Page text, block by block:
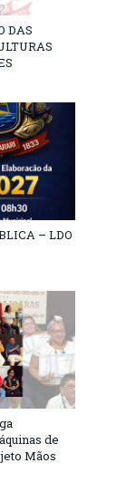
DAS
– LDO
de
Mãos